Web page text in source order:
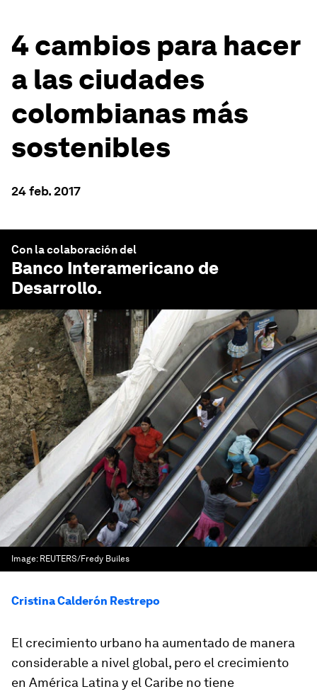
4 cambios para hacer
a las ciudades
colombianas más
sostenibles
24 feb. 2017
Con la colaboración del
Banco Interamericano de
Desarrollo.
Image: REUTERS/Fredy Builes
Cristina Calderón Restrepo
El crecimiento urbano ha aumentado de manera
considerable a nivel global, pero el crecimiento
en América Latina y el Caribe no tiene